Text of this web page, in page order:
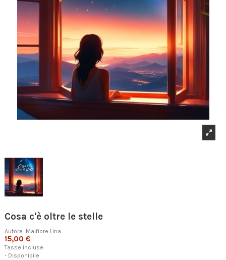
Cosa c'è oltre le stelle
Autore: Malfiore Lina
15,00 €
Tasse incluse
- Disponibile